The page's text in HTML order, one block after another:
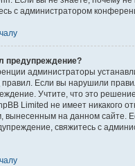
с администратором
предупреждение?
администраторы
правил. Если вы нарушили
Учтите, что это
Limited не имеет никакого
вынесенным на данном сайте.
свяжитесь с